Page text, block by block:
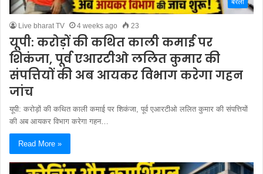
बरेली
Live bharat TV 4 weeks ago 23
यूपी: करोड़ों की कथित काली कमाई पर
शिकंजा, पूर्व एआरटीओ ललित कुमार की
संपत्तियों की अब आयकर विभाग करेगा गहन
जांच
यूपी: करोड़ों की कथित काली कमाई पर शिकंजा, पूर्व एआरटीओ ललित कुमार की संपत्तियों
की अब आयकर विभाग करेगा गहन…
Read More »